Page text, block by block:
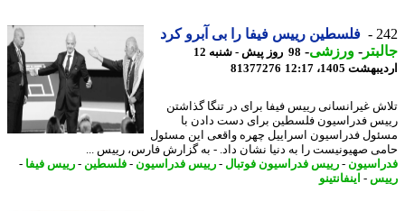
فلسطین رییس فیفا را بی آبرو کرد
-ورزشی-
98 روز پیش - شنبه 12
1405، 12:17
81377276
غیرانسانی رییس فیفا برای در تنگا گذاشتن
فدراسیون فلسطین برای دست دادن با
فدراسیون اسراییل چهره واقعی این مسئول
صهیونیست را به دنیا نشان داد. - به گزارش فارس، رییس ...
-رییس فدراسیون فوتبال-رییس فدراسیون-فلسطین-رییس فیفا -
-اینفانتینو